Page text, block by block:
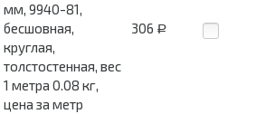
мм, 9940-81,
бесшовная,
круглая,
толстостенная, вес
1 метра 0.08 кг,
цена за метр
306 Р